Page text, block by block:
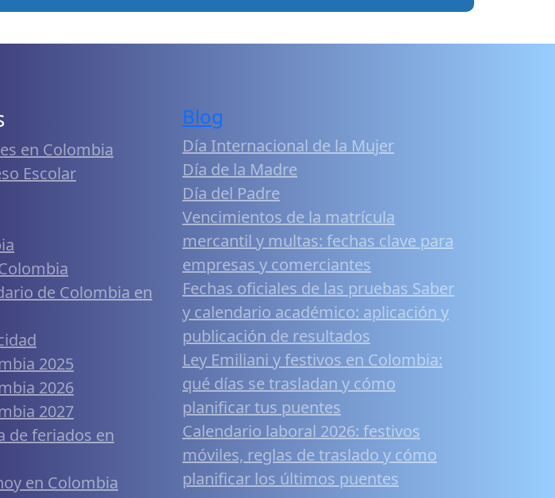
en Colombia
Escolar
de Colombia en
2025
2026
2027
de feriados en
en Colombia
Blog
Día Internacional de la Mujer
Día de la Madre
Día del Padre
Vencimientos de la matrícula
mercantil y multas: fechas clave para
empresas y comerciantes
Fechas oficiales de las pruebas Saber
y calendario académico: aplicación y
publicación de resultados
Ley Emiliani y festivos en Colombia:
qué días se trasladan y cómo
planificar tus puentes
Calendario laboral 2026: festivos
móviles, reglas de traslado y cómo
planificar los últimos puentes